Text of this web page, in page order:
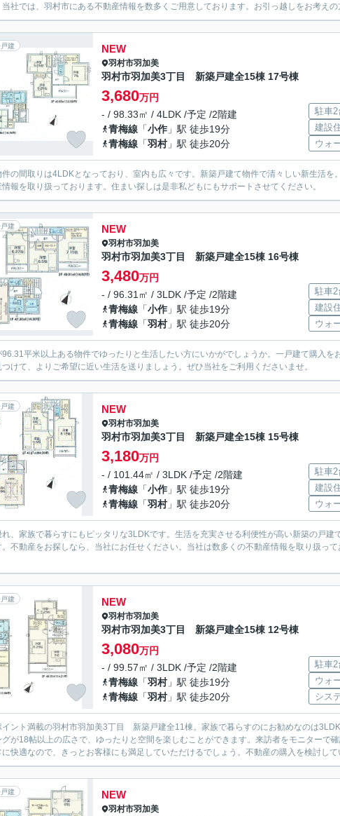
社では、羽村市にある不動産情報を数多くご用意しております。お引っ越しをお考えの
建 NEW
羽村市羽加美
羽村市羽加美3丁目 新築戸建全15棟 17号棟
3,680万円
- / 98.33㎡ / 4LDK /予定 /2階建
青梅線 「小作 」駅 徒歩19分
青梅線 「羽村」駅 徒歩20分
駐車2
建設
ウォ
件の間取りは4LDKとなっており、室内も広々です。新築戸建て物件で清々しい新生活
情報を取り扱っております。住まい探しは是非私どもにもサポートさせてください。
建 NEW
羽村市羽加美
羽村市羽加美3丁目 新築戸建全15棟 16号棟
3,480万円
- / 96.31㎡ / 3LDK /予定 /2階建
青梅線 「小作 」駅 徒歩19分
青梅線 「羽村」駅 徒歩20分
駐車2
建設
ウォ
平米以上ある物件でゆったりと生活したい方にいかがでしょうか。一戸建て購入
けて、よりご希望に近い生活を送りましょう。ぜひ当社をご利用くださいませ。
建 NEW
羽村市羽加美
羽村市羽加美3丁目 新築戸建全15棟 15号棟
3,180万円
- / 101.44㎡ / 3LDK /予定 /2階建
青梅線 「小作 」駅 徒歩19分
青梅線 「羽村」駅 徒歩20分
駐車2
建設
ウォ
、家族で暮らすにもピッタリな3LDKです。生活を充実させる利便性が高い新築の戸建
。不動産をお探しなら、当社にお任せください。当社は数多くの不動産情報を取り扱っ
建 NEW
羽村市羽加美
羽村市羽加美3丁目 新築戸建全15棟 12号棟
3,080万円
- / 99.57㎡ / 3LDK /予定 /2階建
青梅線 「羽村」駅 徒歩19分
青梅線 「羽村」駅 徒歩20分
駐車2
ウォ
シス
イント満載の羽村市羽加美3丁目 新築戸建全11棟。家族で暮らすのにお勧めなのは
グが18帖以上の広さで、ゆったりと空間を楽しむことができます。来訪者をモニターで
に快適なので、きっとお客様にも満足していただけるでしょう。不動産の購入を検討し
建 NEW
羽村市羽加美